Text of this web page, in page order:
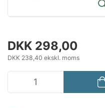
DKK 298,00
DKK 238,40 ekskl. moms